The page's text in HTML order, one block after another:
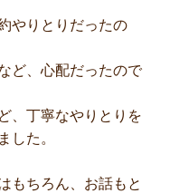
やりとりだったの
ど、心配だったので
、丁寧なやりとりを
した。
もちろん、お話もと